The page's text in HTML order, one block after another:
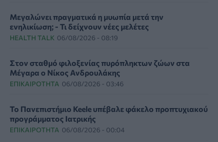
Μεγαλώνει πραγματικά η μυωπία μετά την
ενηλικίωση; - Τι δείχνουν νέες μελέτες
HEALTH TALK 06/08/2026 - 08:19
Στον σταθμό φιλοξενίας πυρόπληκτων ζώων στα
Μέγαρα ο Νίκος Ανδρουλάκης
ΕΠΙΚΑΙΡΌΤΗΤΑ 06/08/2026 - 03:46
Το Πανεπιστήμιο Keele υπέβαλε φάκελο προπτυχιακού
προγράμματος Ιατρικής
ΕΠΙΚΑΙΡΌΤΗΤΑ 06/08/2026 - 00:04